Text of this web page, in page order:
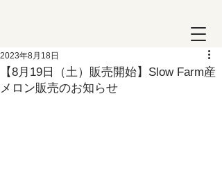
【8月19日（土）販売開始】Slow Farm産
メロン販売のお知らせ
2023年8月18日